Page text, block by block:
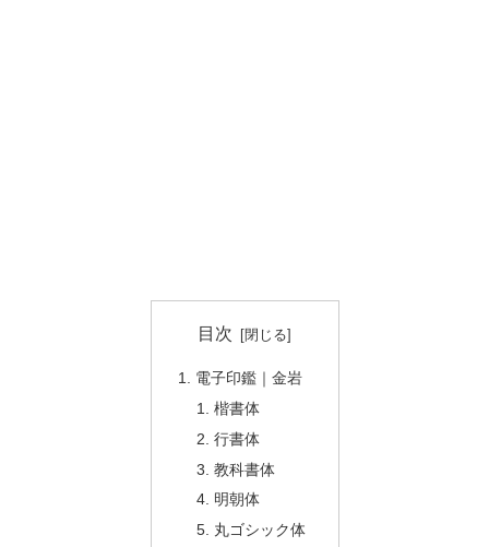
目次
電子印鑑｜金岩
楷書体
行書体
教科書体
明朝体
丸ゴシック体